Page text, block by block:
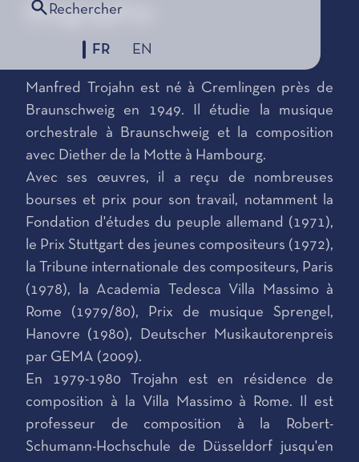
Rechercher
FR EN
Biographie
Manfred Trojahn est né à Cremlingen près de
Braunschweig en 1949. Il étudie la musique
orchestrale à Braunschweig et la composition
avec Diether de la Motte à Hambourg.
Avec ses œuvres, il a reçu de nombreuses
bourses et prix pour son travail, notamment la
Fondation d'études du peuple allemand (1971),
le Prix Stuttgart des jeunes compositeurs (1972),
la Tribune internationale des compositeurs, Paris
(1978), la Academia Tedesca Villa Massimo à
Rome (1979/80), Prix de musique Sprengel,
Hanovre (1980), Deutscher Musikautorenpreis
par GEMA (2009).
En 1979-1980 Trojahn est en résidence de
composition à la Villa Massimo à Rome. Il est
professeur de composition à la Robert-
Schumann-Hochschule de Düsseldorf jusqu'en